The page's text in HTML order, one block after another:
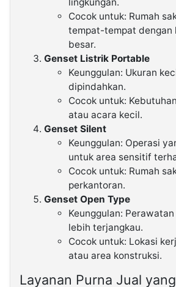
lingkungan.
Cocok untuk: Rumah
tempat-tempat dengan
besar.
Genset Listrik Portable
Keunggulan: Ukuran
dipindahkan.
Cocok untuk:
atau acara kecil.
Genset Silent
Keunggulan: Operasi
untuk area sensitif
Cocok untuk: Rumah
perkantoran.
Genset Open Type
Keunggulan:
lebih terjangkau.
Cocok untuk: Lokasi
atau area konstruksi.
Layanan Purna Jual